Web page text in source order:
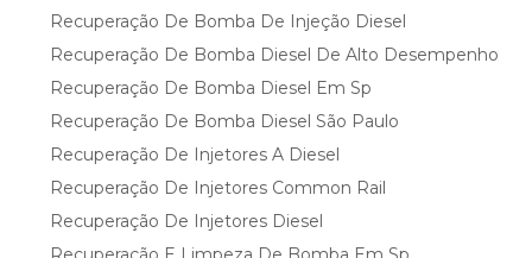
Recuperação De Bomba De Injeção Diesel
Recuperação De Bomba Diesel De Alto Desempenho
Recuperação De Bomba Diesel Em Sp
Recuperação De Bomba Diesel São Paulo
Recuperação De Injetores A Diesel
Recuperação De Injetores Common Rail
Recuperação De Injetores Diesel